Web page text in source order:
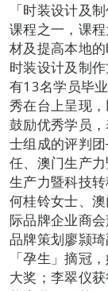
「时装设计及
课程之一，课
材及提高本地
时装设计及制
有13名学员毕
秀在台上呈现
鼓励优秀学员
士组成的评判
任、澳门生产
生产力暨科技
何桂铃女士、
际品牌企业商
品牌策划廖颕
「孕生」摘冠
大奖；李翠仪